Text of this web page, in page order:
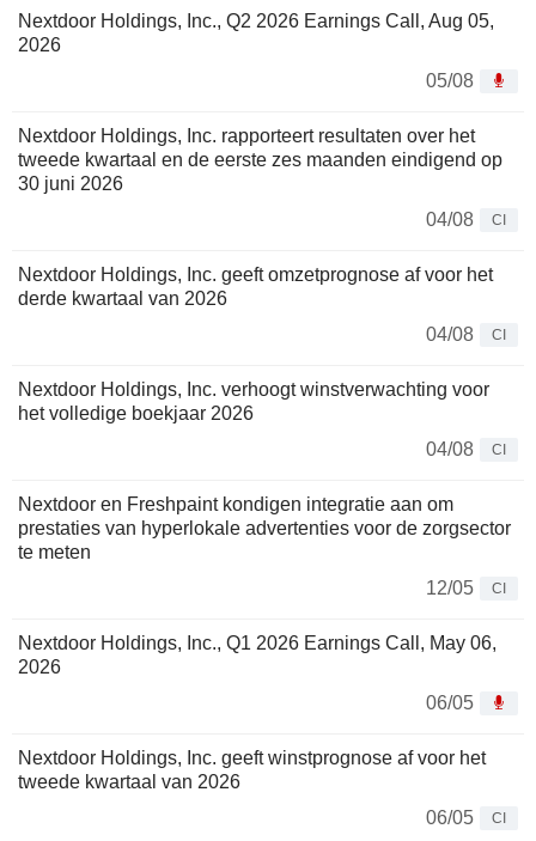
Nextdoor Holdings, Inc., Q2 2026 Earnings Call, Aug 05,
2026
05/08
Nextdoor Holdings, Inc. rapporteert resultaten over het
tweede kwartaal en de eerste zes maanden eindigend op
30 juni 2026
04/08
CI
Nextdoor Holdings, Inc. geeft omzetprognose af voor het
derde kwartaal van 2026
04/08
CI
Nextdoor Holdings, Inc. verhoogt winstverwachting voor
het volledige boekjaar 2026
04/08
CI
Nextdoor en Freshpaint kondigen integratie aan om
prestaties van hyperlokale advertenties voor de zorgsector
te meten
12/05
CI
Nextdoor Holdings, Inc., Q1 2026 Earnings Call, May 06,
2026
06/05
Nextdoor Holdings, Inc. geeft winstprognose af voor het
tweede kwartaal van 2026
06/05
CI